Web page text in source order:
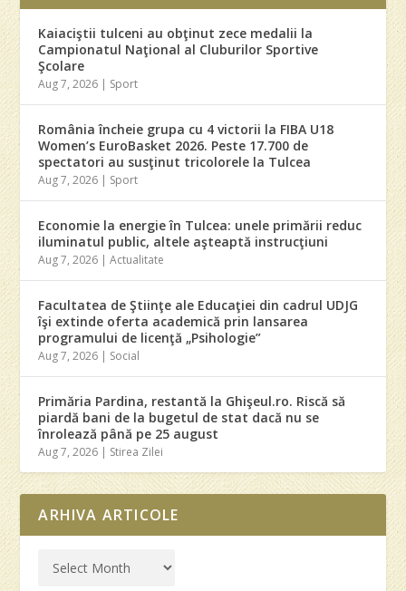
Kaiaciştii tulceni au obţinut zece medalii la
Campionatul Naţional al Cluburilor Sportive
Şcolare
Aug 7, 2026 | Sport
România încheie grupa cu 4 victorii la FIBA U18
Women’s EuroBasket 2026. Peste 17.700 de
spectatori au susţinut tricolorele la Tulcea
Aug 7, 2026 | Sport
Economie la energie în Tulcea: unele primării reduc
iluminatul public, altele aşteaptă instrucţiuni
Aug 7, 2026 |Actualitate
Facultatea de Ştiinţe ale Educaţiei din cadrul UDJG
îşi extinde oferta academică prin lansarea
programului de licenţă „Psihologie”
Aug 7, 2026 | Social
Primăria Pardina, restantă la Ghişeul.ro. Riscă să
piardă bani de la bugetul de stat dacă nu se
înrolează până pe 25 august
Aug 7, 2026 | Stirea Zilei
ARHIVA ARTICOLE